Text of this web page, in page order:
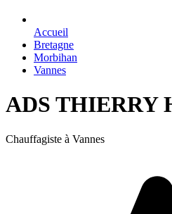
Accueil
Bretagne
Morbihan
Vannes
ADS THIERRY
Chauffagiste à Vannes